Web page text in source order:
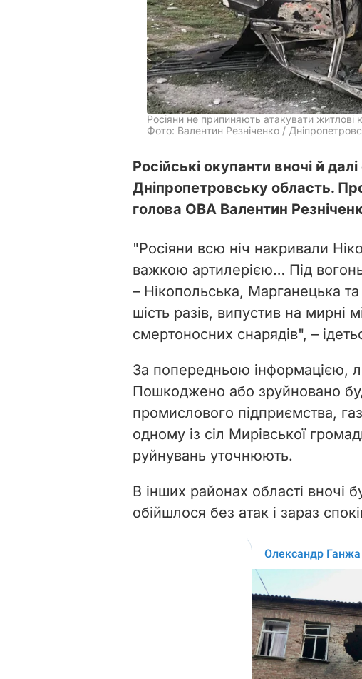
Росіяни не припиняють атакувати житлові
Фото: Валентин Резніченко /
Російські окупанти вночі й
Дніпропетровську область.
голова ОВА Валентин
"Росіяни всю ніч накривали
важкою артилерією… Під
– Нікопольська, Марганецька
шість разів, випустив на мирні
смертоносних снарядів", –
За попередньою інформацією,
Пошкоджено або зруйновано
промислового підприємства,
одному із сіл Мирівської
руйнувань уточнюють.
В інших районах області вночі
обійшлося без атак і зараз